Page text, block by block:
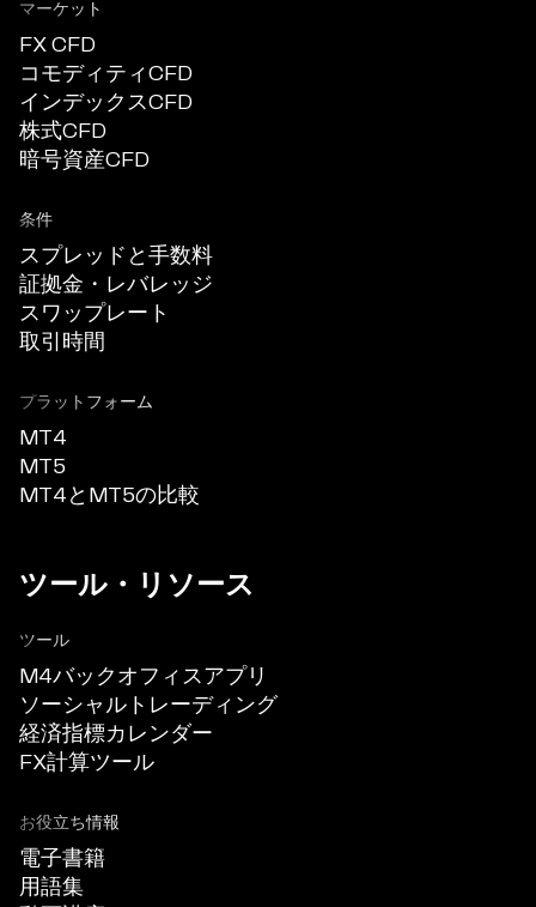
マーケット
FX CFD
コモディティCFD
インデックスCFD
株式CFD
暗号資産CFD
条件
スプレッドと手数料
証拠金・レバレッジ
スワップレート
取引時間
プラットフォーム
MT4
MT5
MT4とMT5の比較
ツール・リソース
ツール
M4バックオフィスアプリ
ソーシャルトレーディング
経済指標カレンダー
FX計算ツール
お役立ち情報
電子書籍
用語集